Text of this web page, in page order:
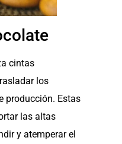
cintas
los
producción. Estas
las altas
y atemperar el